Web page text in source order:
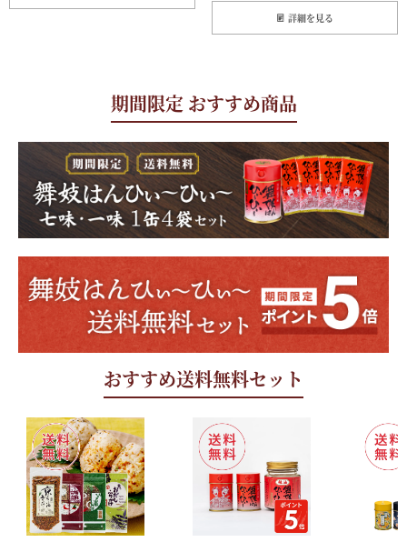
詳細を見る
期間限定 おすすめ商品
おすすめ送料無料セット